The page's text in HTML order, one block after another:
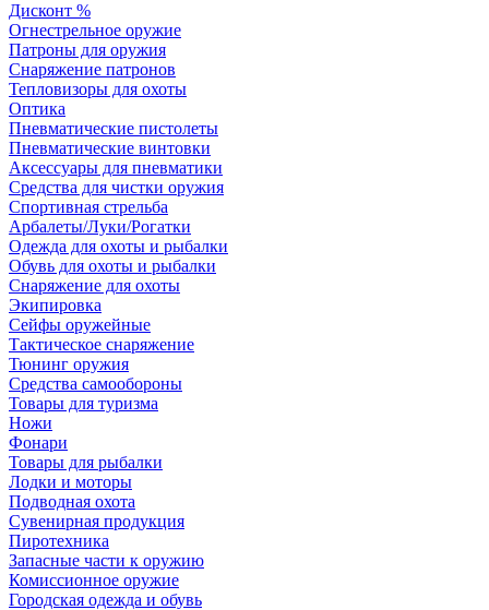
Дисконт %
Огнестрельное оружие
Патроны для оружия
Снаряжение патронов
Тепловизоры для охоты
Оптика
Пневматические пистолеты
Пневматические винтовки
Аксессуары для пневматики
Средства для чистки оружия
Спортивная стрельба
Арбалеты/Луки/Рогатки
Одежда для охоты и рыбалки
Обувь для охоты и рыбалки
Снаряжение для охоты
Экипировка
Сейфы оружейные
Тактическое снаряжение
Тюнинг оружия
Средства самообороны
Товары для туризма
Ножи
Фонари
Товары для рыбалки
Лодки и моторы
Подводная охота
Сувенирная продукция
Пиротехника
Запасные части к оружию
Комиссионное оружие
Городская одежда и обувь